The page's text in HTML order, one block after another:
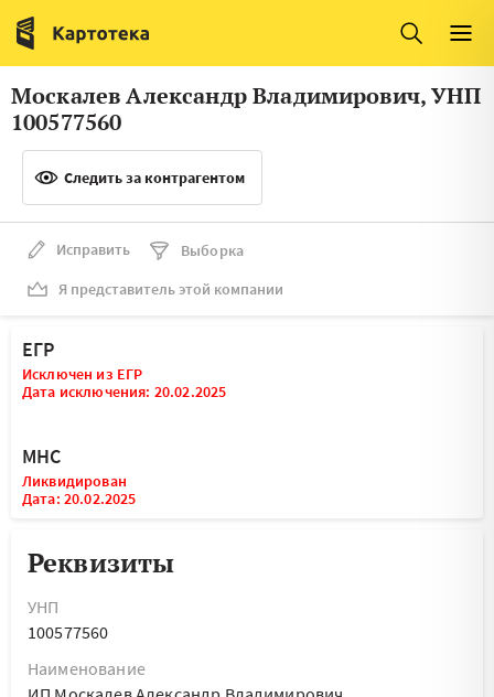
Италия
Люксембург
Литва
Латвия
Словения
Франция
Швеция
Мальта
Москалев Александр Владимирович, УНП
100577560
Следить за контрагентом
Исправить
Выборка
Я представитель этой компании
ЕГР
Исключен из ЕГР
Дата исключения: 20.02.2025
МНС
Ликвидирован
Дата: 20.02.2025
Реквизиты
УНП
100577560
Наименование